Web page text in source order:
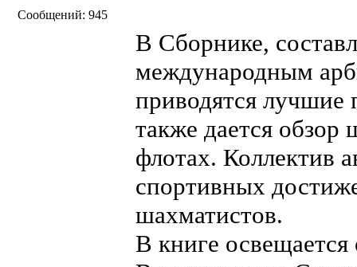
Сообщений: 945
В Сборнике,
международным
приводятся лучшие
также дается
флотах. Коллектив
спортивных
шахматистов.
В книге